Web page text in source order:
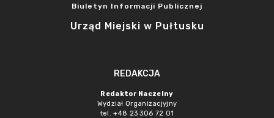
Biuletyn Informacji Publicznej
Urząd Miejski w Pułtusku
REDAKCJA
Redaktor Naczelny
Wydział Organizacjyjny
tel. +48 23 306 72 01